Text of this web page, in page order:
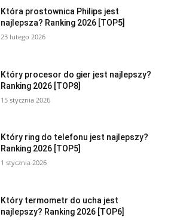
Która prostownica Philips jest
najlepsza? Ranking 2026 [TOP5]
23 lutego 2026
Który procesor do gier jest najlepszy?
Ranking 2026 [TOP8]
15 stycznia 2026
Który ring do telefonu jest najlepszy?
Ranking 2026 [TOP5]
1 stycznia 2026
Który termometr do ucha jest
najlepszy? Ranking 2026 [TOP6]